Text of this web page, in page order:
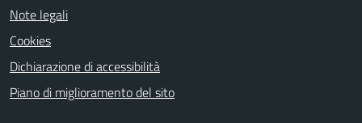
Note legali
Cookies
Dichiarazione di accessibilità
Piano di miglioramento del sito